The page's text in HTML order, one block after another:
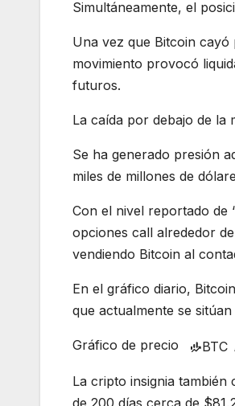
Simultáneamente, el
Una vez que Bitcoin
movimiento provocó
futuros.
La caída por debajo de la
Se ha generado presión
miles de millones de
Con el nivel reportado de
opciones call alrededor
vendiendo Bitcoin al
En el gráfico diario,
que actualmente se
Gráfico de precio BTC
La cripto insignia también
de 200 días cerca de